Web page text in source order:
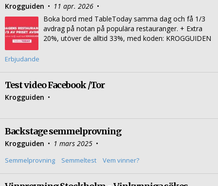
Krogguiden • 11 apr. 2026 •
Boka bord med TableToday samma dag och få 1/3
avdrag på notan på populära restauranger. + Extra
20%, utöver de alltid 33%, med koden: KROGGUIDEN
Erbjudande
Test video Facebook /Tor
Krogguiden •
Backstage semmelprovning
Krogguiden • 1 mars 2025 •
Semmelprovning Semmeltest Vem vinner?